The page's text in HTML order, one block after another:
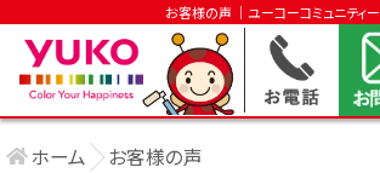
お客様の声 │ユーコーコミュニティー
ホーム お客様の声